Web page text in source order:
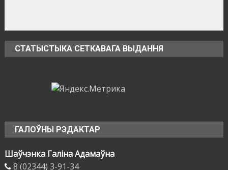
СТАТЫСТЫКА СЕТКАВАГА ВЫДАННЯ
ГАЛОЎНЫ РЭДАКТАР
Шаўчэнка Галіна Адамаўна
8 (02344) 3-91-34